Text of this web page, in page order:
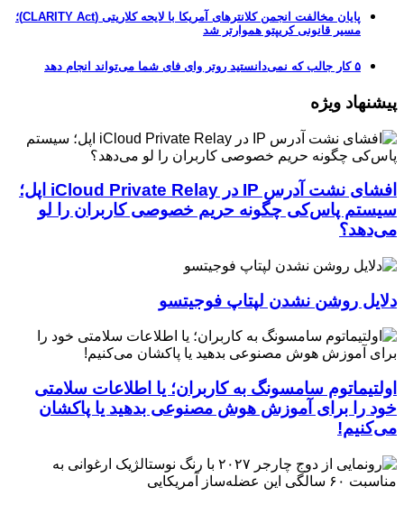
پایان مخالفت انجمن کلانترهای آمریکا با لایحه کلاریتی (CLARITY Act)؛
مسیر قانونی کریپتو هموارتر شد
۵ کار جالب که نمی‌دانستید روتر وای فای شما می‌تواند انجام دهد
پیشنهاد ویژه
افشای نشت آدرس IP در iCloud Private Relay اپل؛
سیستم پاس‌کی چگونه حریم خصوصی کاربران را لو
می‌دهد؟
دلایل روشن نشدن لپتاپ فوجیتسو
اولتیماتوم سامسونگ به کاربران؛ یا اطلاعات سلامتی
خود را برای آموزش هوش مصنوعی بدهید یا پاکشان
می‌کنیم!